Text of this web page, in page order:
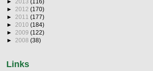
► 2013 (116)
► 2012 (170)
► 2011 (177)
► 2010 (184)
► 2009 (122)
► 2008 (38)
Links